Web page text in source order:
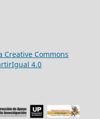
Creative Commons
4.0